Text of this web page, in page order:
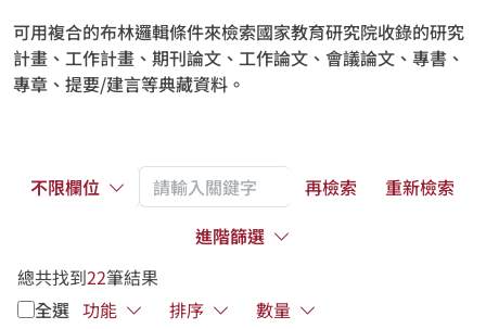
可用複合的布林邏輯條件來檢索國家教育研究院收錄的研究
計畫、工作計畫、期刊論文、工作論文、會議論文、專書、
專章、提要/建言等典藏資料。
不限欄位 再檢索
重新檢索
進階篩選
總共找到22筆結果
全選 功能 排序
數量